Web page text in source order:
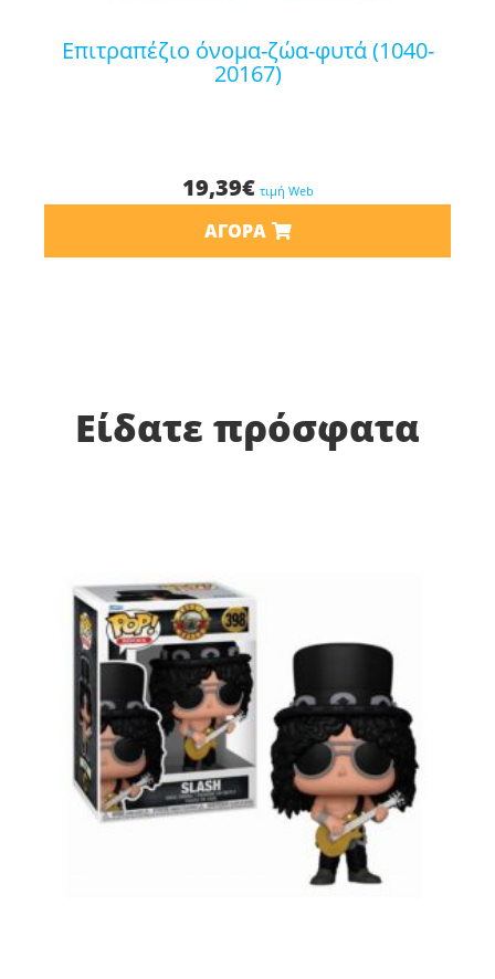
επιτραπέζιο όνομα-ζώα-φυτά (1040-
20167)
19,39€ τιμή Web
ΑΓΟΡΆ
Είδατε πρόσφατα